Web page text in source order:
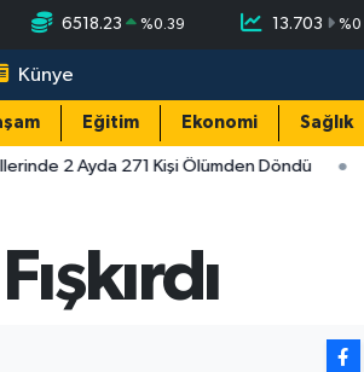
6518.23 %0.39 13.703 %0
Künye
Eğitim Ekonomi Sağlık
2 Ayda 271 Kişi Ölümden Döndü